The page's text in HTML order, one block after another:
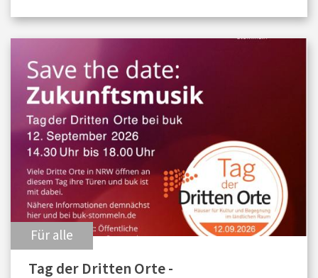
Für alle
Tag der Dritten Orte -